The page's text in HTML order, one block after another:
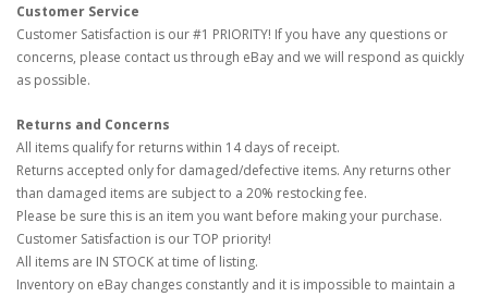
Customer Service
Customer Satisfaction is our #1 PRIORITY! If you have any questions or
concerns, please contact us through eBay and we will respond as quickly
as possible.
Returns and Concerns
All items qualify for returns within 14 days of receipt.
Returns accepted only for damaged/defective items. Any returns other
than damaged items are subject to a 20% restocking fee.
Please be sure this is an item you want before making your purchase.
Customer Satisfaction is our TOP priority!
All items are IN STOCK at time of listing.
Inventory on eBay changes constantly and it is impossible to maintain a